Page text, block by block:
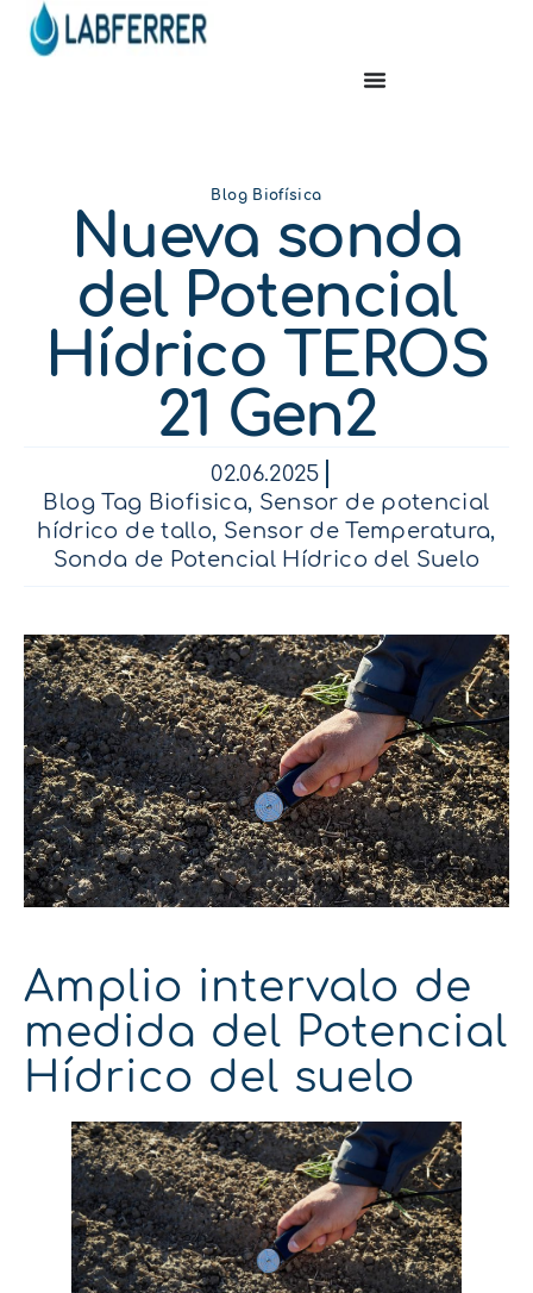
Blog Biofísica
Nueva sonda
del Potencial
Hídrico TEROS
21 Gen2
02.06.2025
Blog Tag Biofisica, Sensor de potencial
hídrico de tallo, Sensor de Temperatura,
Sonda de Potencial Hídrico del Suelo
Amplio intervalo de
medida del Potencial
Hídrico del suelo